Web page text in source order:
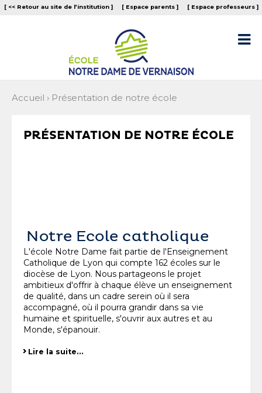
Aller
au
Outils
personnels
[ << Retour au site de l‘institution ] [ Espace parents ] [ Espace professeurs ]

Accueil › Présentation de notre école
PRÉSENTATION DE NOTRE ÉCOLE
Notre Ecole catholique
L'école Notre Dame fait partie de l'Enseignement
Catholique de Lyon qui compte 162 écoles sur le
diocèse de Lyon. Nous partageons le projet
ambitieux d'offrir à chaque élève un enseignement
de qualité, dans un cadre serein où il sera
accompagné, où il pourra grandir dans sa vie
humaine et spirituelle, s'ouvrir aux autres et au
Monde, s'épanouir.
Lire la suite…